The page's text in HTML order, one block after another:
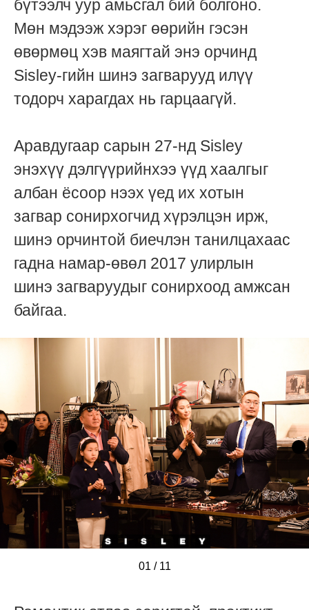
бүтээлч уур амьсгал бий болгоно.
Мөн мэдээж хэрэг өөрийн гэсэн
өвөрмөц хэв маягтай энэ орчинд
Sisley-гийн шинэ загварууд илүү
тодорч харагдах нь гарцаагүй.
Аравдугаар сарын 27-нд Sisley
энэхүү дэлгүүрийнхээ үүд хаалгыг
албан ёсоор нээх үед их хотын
загвар сонирхогчид хүрэлцэн ирж,
шинэ орчинтой биечлэн танилцахаас
гадна намар-өвөл 2017 улирлын
шинэ загваруудыг сонирхоод амжсан
байгаа.
01 / 11
/////////
/